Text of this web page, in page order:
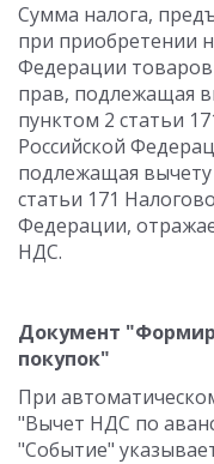
Сумма налога,
при приобретении
Федерации товаров
прав, подлежащая
пунктом 2 статьи
Российской
подлежащая вычету
статьи 171
Федерации,
НДС.
Документ
покупок"
При
"Вычет НДС по
"Событие"